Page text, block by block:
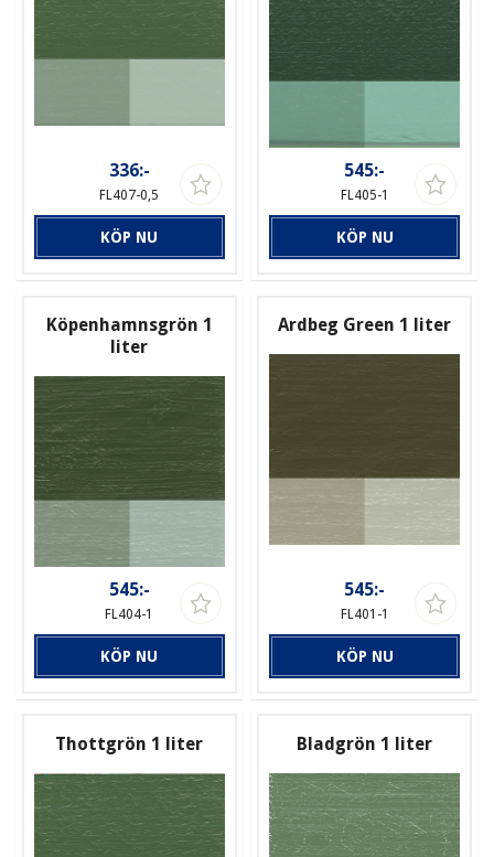
336:-
FL407-0,5
KÖP NU
545:-
FL405-1
KÖP NU
Köpenhamnsgrön 1
liter
545:-
FL404-1
KÖP NU
Ardbeg Green 1 liter
545:-
FL401-1
KÖP NU
Thottgrön 1 liter Bladgrön 1 liter